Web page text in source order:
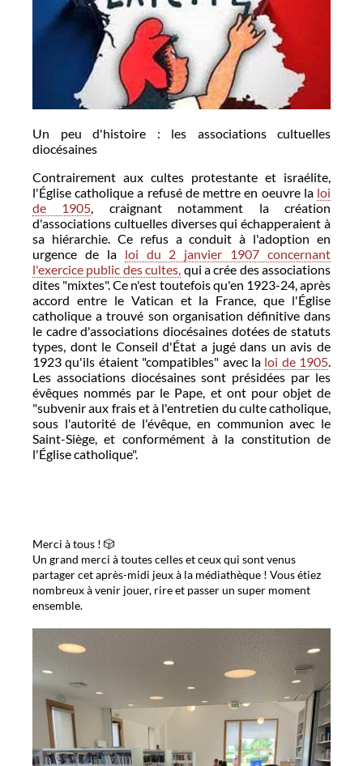
Un peu d'histoire : les associations cultuelles
diocésaines
Contrairement aux cultes protestante et israélite,
l'Église catholique a refusé de mettre en oeuvre la loi
de 1905, craignant notamment la création
d'associations cultuelles diverses qui échapperaient à
sa hiérarchie. Ce refus a conduit à l'adoption en
urgence de la loi du 2 janvier 1907 concernant
l'exercice public des cultes, qui a crée des associations
dites "mixtes". Ce n'est toutefois qu'en 1923-24, après
accord entre le Vatican et la France, que l'Église
catholique a trouvé son organisation définitive dans
le cadre d'associations diocésaines dotées de statuts
types, dont le Conseil d'État a jugé dans un avis de
1923 qu'ils étaient "compatibles" avec la loi de 1905.
Les associations diocésaines sont présidées par les
évêques nommés par le Pape, et ont pour objet de
"subvenir aux frais et à l'entretien du culte catholique,
sous l'autorité de l'évêque, en communion avec le
Saint-Siège, et conformément à la constitution de
l'Église catholique".
Merci à tous ! 🎲
Un grand merci à toutes celles et ceux qui sont venus
partager cet après-midi jeux à la médiathèque ! Vous étiez
nombreux à venir jouer, rire et passer un super moment
ensemble.